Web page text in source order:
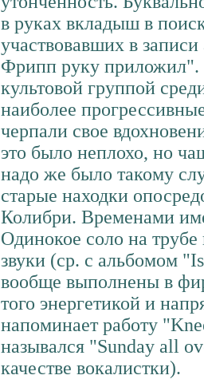
в руках вкладыш в
участвовавших в
Фрипп руку приложил".
культовой группой
наиболее
черпали свое
это было неплохо, но
надо же было такому
старые находки
Колибри. Временами
Одинокое соло на
звуки (ср. c альбомом
вообще выполнены в
того энергетикой и
напоминает работу
назывался "Sunday all
качестве вокалистки).